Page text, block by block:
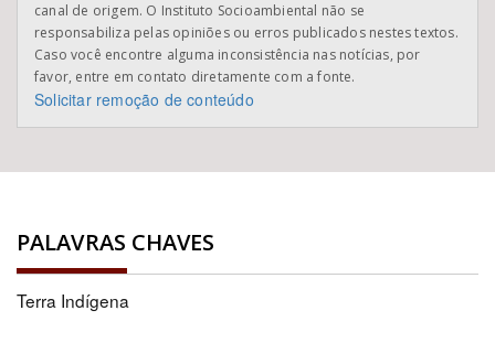
canal de origem. O Instituto Socioambiental não se
responsabiliza pelas opiniões ou erros publicados nestes textos.
Caso você encontre alguma inconsistência nas notícias, por
favor, entre em contato diretamente com a fonte.
Solicitar remoção de conteúdo
PALAVRAS CHAVES
Terra Indígena